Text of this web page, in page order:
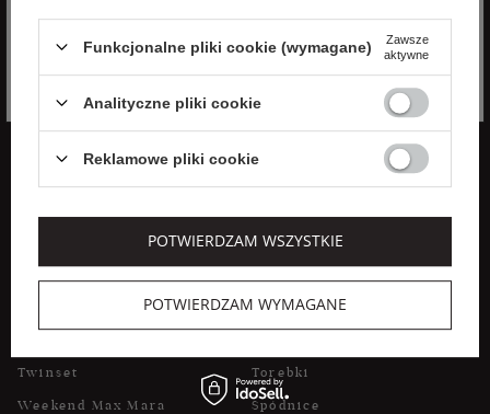
ograniczenia przetwarzania, oraz prawo do przenoszenia
internetowego. Dane osobowe w sklepie internetowym
przetwarzane są zgodnie z polityką prywatności. Zachęcamy
do zapoznania się z polityką przed wyrażeniem zgody.
POPULARNE MARKI DLA
KOBIET
Aeronautica Militare
Twinset
Weekend Max Mara
POPULARNE KATEGORIE DLA
KOBIET
Kurtki damskie
Sukienki
Torebki
Spódnice
Funkcjonalne pliki cookie (wymagane)
Zawsze
aktywne
Analityczne pliki cookie
Reklamowe pliki cookie
POTWIERDZAM WYMAGANE
POTWIERDZAM WSZYSTKIE